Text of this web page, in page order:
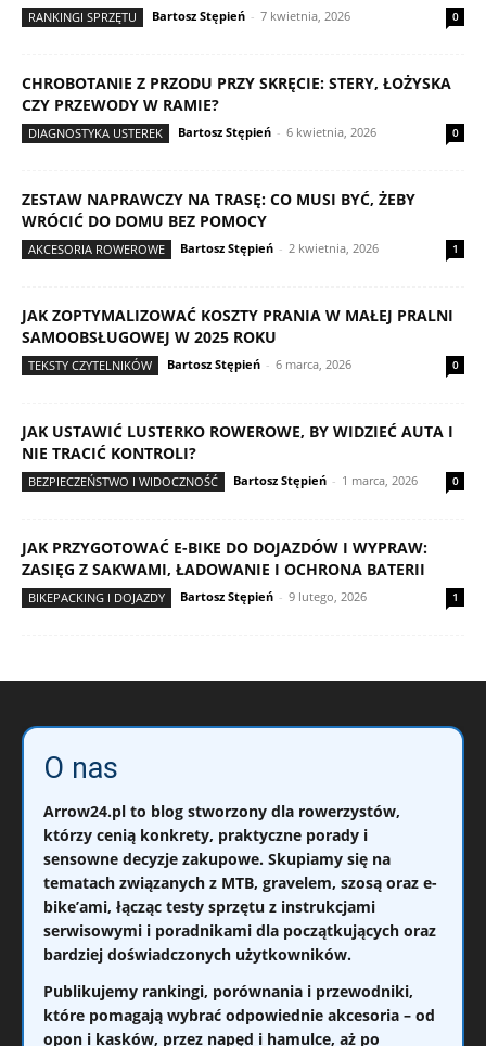
RANKINGI SPRZĘTU Bartosz Stępień - 7 kwietnia, 2026 0
CHROBOTANIE Z PRZODU PRZY SKRĘCIE: STERY, ŁOŻYSKA
CZY PRZEWODY W RAMIE?
DIAGNOSTYKA USTEREK Bartosz Stępień - 6 kwietnia, 2026 0
ZESTAW NAPRAWCZY NA TRASĘ: CO MUSI BYĆ, ŻEBY
WRÓCIĆ DO DOMU BEZ POMOCY
AKCESORIA ROWEROWE Bartosz Stępień - 2 kwietnia, 2026 1
JAK ZOPTYMALIZOWAĆ KOSZTY PRANIA W MAŁEJ PRALNI
SAMOOBSŁUGOWEJ W 2025 ROKU
TEKSTY CZYTELNIKÓW Bartosz Stępień - 6 marca, 2026 0
JAK USTAWIĆ LUSTERKO ROWEROWE, BY WIDZIEĆ AUTA I
NIE TRACIĆ KONTROLI?
BEZPIECZEŃSTWO I WIDOCZNOŚĆ Bartosz Stępień - 1 marca, 2026 0
JAK PRZYGOTOWAĆ E-BIKE DO DOJAZDÓW I WYPRAW:
ZASIĘG Z SAKWAMI, ŁADOWANIE I OCHRONA BATERII
BIKEPACKING I DOJAZDY Bartosz Stępień - 9 lutego, 2026 1
O nas
Arrow24.pl to blog stworzony dla rowerzystów,
którzy cenią konkrety, praktyczne porady i
sensowne decyzje zakupowe. Skupiamy się na
tematach związanych z MTB, gravelem, szosą oraz e-
bike’ami, łącząc testy sprzętu z instrukcjami
serwisowymi i poradnikami dla początkujących oraz
bardziej doświadczonych użytkowników.
Publikujemy rankingi, porównania i przewodniki,
które pomagają wybrać odpowiednie akcesoria – od
opon i kasków, przez napęd i hamulce, aż po